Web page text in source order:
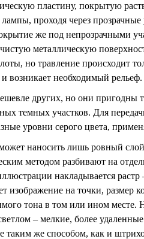
пластину, покрытую
проходя через прозрачные
же под непрозрачными
металлическую
но травление происходит
возникает необходимый рельеф.
других, но они пригодны
темных участков. Для
уровни серого цвета,
наносить лишь ровный
методом разбивают на
накладывается
изображение на точки, размер
тона в том или ином месте.
– мелкие, более
таким же способом, как и